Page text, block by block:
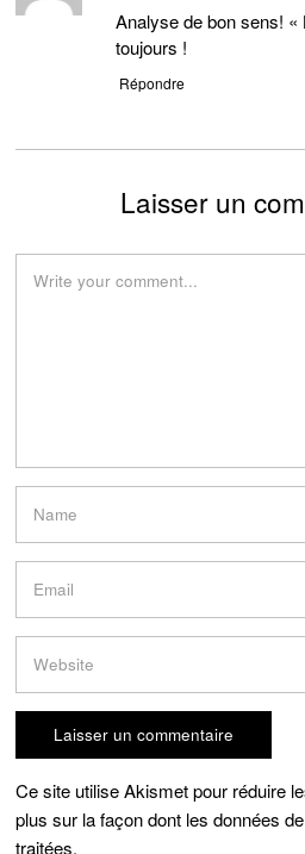
Analyse de bon sens!
toujours !
Répondre
Laisser un
Ce site utilise Akismet pour réduire
plus sur la façon dont les données
traitées.